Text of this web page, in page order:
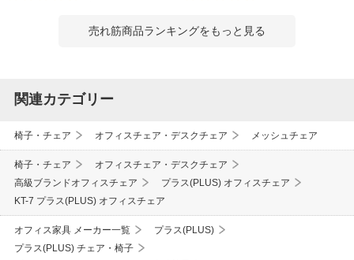
売れ筋商品ランキングをもっと見る
関連カテゴリー
椅子・チェア オフィスチェア・デスクチェア メッシュチェア
椅子・チェア
オフィスチェア・デスクチェア
高級ブランドオフィスチェア
プラス(PLUS) オフィスチェア
KT-7 プラス(PLUS) オフィスチェア
オフィス家具 メーカー一覧
プラス(PLUS)
プラス(PLUS) チェア・椅子